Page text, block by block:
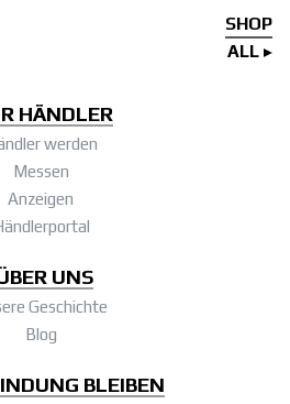
SHOP
ALL
HÄNDLER
werden
Messen
Anzeigen
UNS
Geschichte
Blog
BLEIBEN